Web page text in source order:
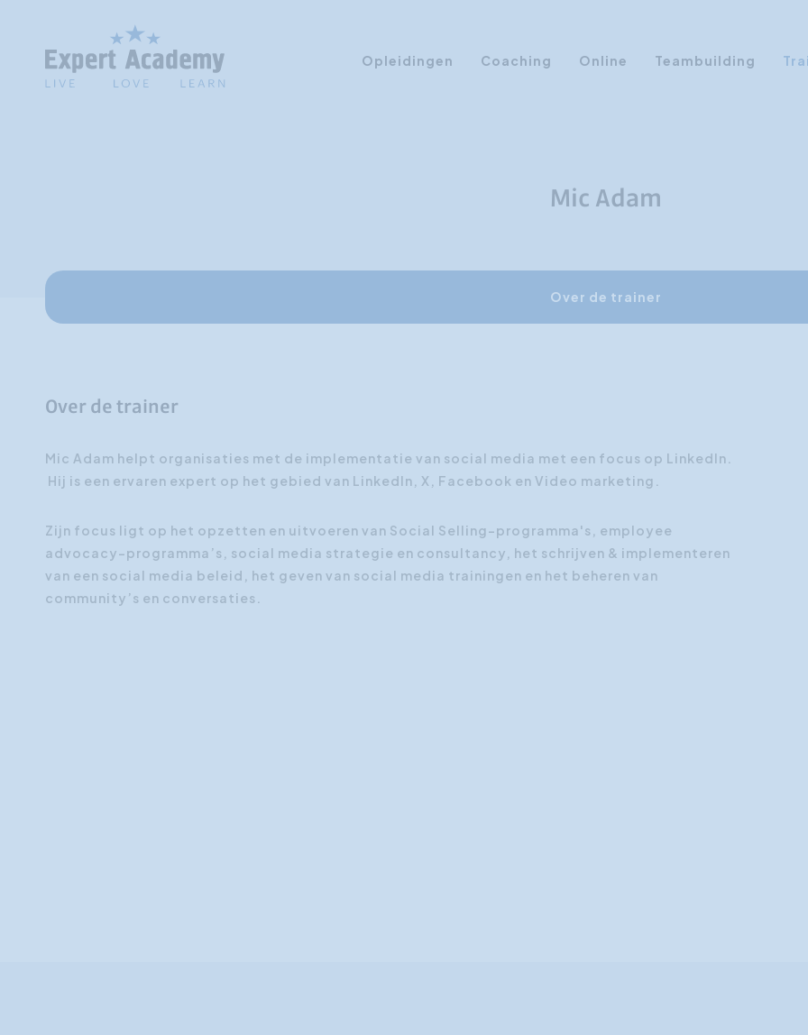
Opleidingen
Sales Training
Social Media Training
Coaching Online Teambuilding
Mic Adam
Over de trainer
Over de trainer
Mic Adam helpt organisaties met de implementatie van social media met een focus op LinkedIn.
Hij is een ervaren expert op het gebied van LinkedIn, X, Facebook en Video marketing.
Zijn focus ligt op het opzetten en uitvoeren van Social Selling-programma's, employee
advocacy-programma’s, social media strategie en consultancy, het schrijven & implementeren
van een social media beleid, het geven van social media trainingen en het beheren van
community’s en conversaties.